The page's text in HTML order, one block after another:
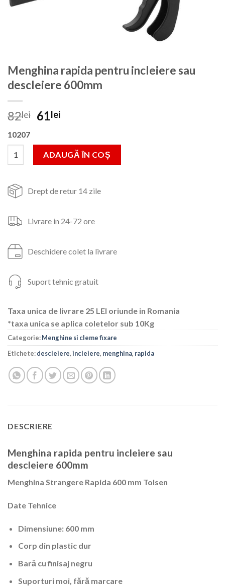
Menghina rapida pentru incleiere sau
descleiere 600mm
82lei Prețul
fost:
82lei.
61leiPrețul
61lei.
10207
Cantitate Menghina rapida pentru incleiere sau descleiere
ADAUGĂ ÎN COȘ
Drept de retur 14 zile
Livrare in 24-72 ore
Deschidere colet la livrare
Suport tehnic gratuit
Taxa unica de livrare 25 LEI oriunde in Romania
*taxa unica se aplica coletelor sub 10Kg
Categorie:Menghine si cleme fixare
Etichete:descleiere,incleiere, menghina, rapida
DESCRIERE
Menghina rapida pentru incleiere sau
descleiere 600mm
Menghina Strangere Rapida 600 mm Tolsen
Date Tehnice
Dimensiune: 600 mm
Corp din plastic dur
Bară cu finisaj negru
Suporturi moi, fără marcare